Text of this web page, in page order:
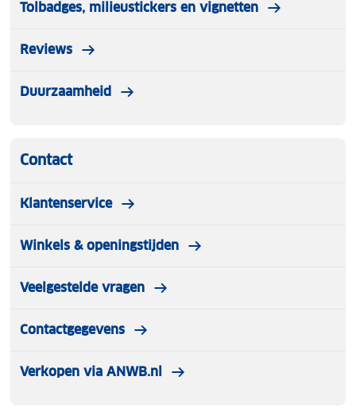
Tolbadges, milieustickers en vignetten
Reviews
Duurzaamheid
Contact
Klantenservice
Winkels & openingstijden
Veelgestelde vragen
Contactgegevens
Verkopen via ANWB.nl